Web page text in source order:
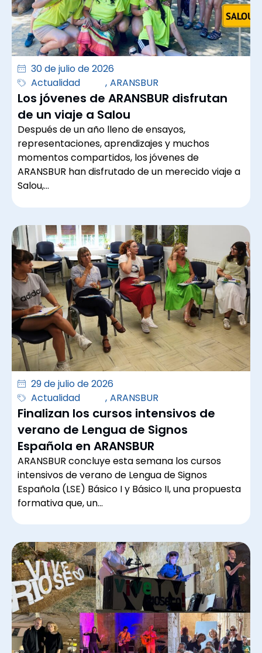
30 de julio de 2026
Actualidad
, ARANSBUR
Los jóvenes de ARANSBUR disfrutan
de un viaje a Salou
Después de un año lleno de ensayos,
representaciones, aprendizajes y muchos
momentos compartidos, los jóvenes de
ARANSBUR han disfrutado de un merecido viaje a
Salou,…
29 de julio de 2026
Actualidad
, ARANSBUR
Finalizan los cursos intensivos de
verano de Lengua de Signos
Española en ARANSBUR
ARANSBUR concluye esta semana los cursos
intensivos de verano de Lengua de Signos
Española (LSE) Básico I y Básico II, una propuesta
formativa que, un…